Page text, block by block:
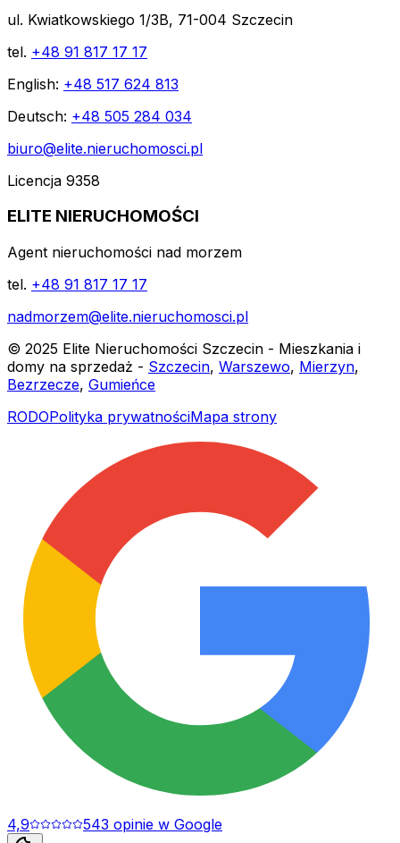
ul. Kwiatkowskiego 1/3B, 71-004 Szczecin
tel. +48 91 817 17 17
English: +48 517 624 813
Deutsch: +48 505 284 034
biuro@elite.nieruchomosci.pl
Licencja 9358
ELITE NIERUCHOMOŚCI
Agent nieruchomości nad morzem
tel. +48 91 817 17 17
nadmorzem@elite.nieruchomosci.pl
© 2025 Elite Nieruchomości Szczecin - Mieszkania i
domy na sprzedaż - Szczecin, Warszewo, Mierzyn,
Bezrzecze, Gumieńce
RODOPolityka prywatnościMapa strony
4,9 543 opinie w Google